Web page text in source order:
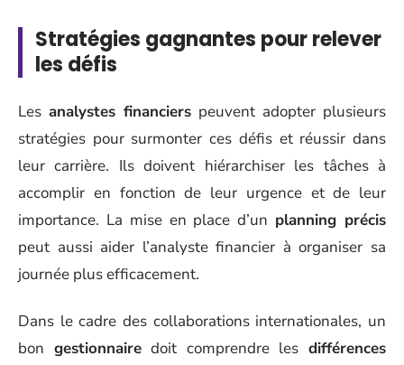
Stratégies gagnantes pour relever
les défis
Les analystes financiers peuvent adopter plusieurs
stratégies pour surmonter ces défis et réussir dans
leur carrière. Ils doivent hiérarchiser les tâches à
accomplir en fonction de leur urgence et de leur
importance. La mise en place d’un planning précis
peut aussi aider l’analyste financier à organiser sa
journée plus efficacement.
Dans le cadre des collaborations internationales, un
bon gestionnairedoit comprendre lesdifférences